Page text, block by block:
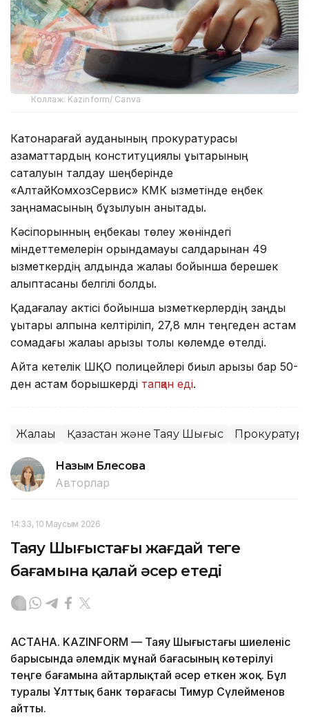
Коллаж: Kazinform/ Canva
Катонқарағай ауданының прокуратурасы
азаматтардың конституциялық құқықтарының
сақталуын талдау шеңберінде
«АлтайКомхозСервис» КМК қызметінде еңбек
заңнамасының бұзылуын анықтады.
Кәсіпорынның еңбекақы төлеу жөніндегі
міндеттемелерін орындамауы салдарынан 49
қызметкердің алдында жалақы бойынша берешек
қалыптасқаны белгілі болды.
Қадағалау актісі бойынша қызметкерлердің заңды
құқықтары қалпына келтіріліп, 27,8 млн теңгеден астам
сомадағы жалақы қарызы толық көлемде өтелді.
Айта кетелік ШҚО полицейлері биыл қарызы бар 50-
ден астам борышкерді тапқан еді.
Жалақы Қазақстан және Таяу Шығыс Прокуратура
Назым Бөлесова
Авторлар
14:33, 10 Маусым 2026
Таяу Шығыстағы жағдай теңге
бағамына қалай әсер етеді
АСТАНА. KAZINFORM — Таяу Шығыстағы шиеленіс
барысында әлемдік мұнай бағасының көтерілуі
теңге бағамына айтарлықтай әсер еткен жоқ. Бұл
туралы Ұлттық банк төрағасы Тимур Сүлейменов
айтты.